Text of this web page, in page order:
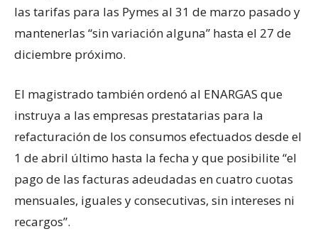
las tarifas para las Pymes al 31 de marzo pasado y
mantenerlas “sin variación alguna” hasta el 27 de
diciembre próximo.
El magistrado también ordenó al ENARGAS que
instruya a las empresas prestatarias para la
refacturación de los consumos efectuados desde el
1 de abril último hasta la fecha y que posibilite “el
pago de las facturas adeudadas en cuatro cuotas
mensuales, iguales y consecutivas, sin intereses ni
recargos”.